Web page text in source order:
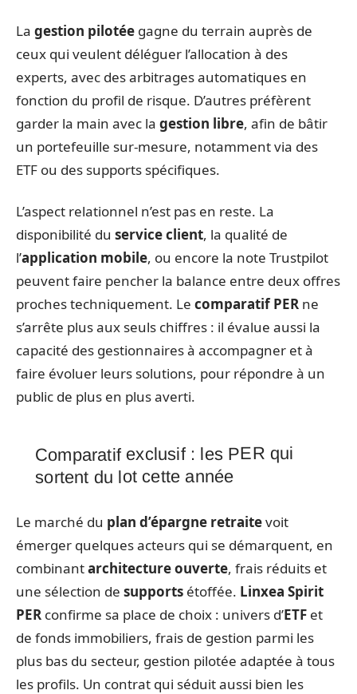
La gestion pilotée gagne du terrain auprès de
ceux qui veulent déléguer l’allocation à des
experts, avec des arbitrages automatiques en
fonction du profil de risque. D’autres préfèrent
garder la main avec la gestion libre, afin de bâtir
un portefeuille sur-mesure, notamment via des
ETF ou des supports spécifiques.
L’aspect relationnel n’est pas en reste. La
disponibilité du service client, la qualité de
l’application mobile, ou encore la note Trustpilot
peuvent faire pencher la balance entre deux offres
proches techniquement. Le comparatif PER ne
s’arrête plus aux seuls chiffres : il évalue aussi la
capacité des gestionnaires à accompagner et à
faire évoluer leurs solutions, pour répondre à un
public de plus en plus averti.
Comparatif exclusif : les PER qui
sortent du lot cette année
Le marché du plan d’épargne retraitevoit
émerger quelques acteurs qui se démarquent, en
combinantarchitecture ouverte, frais réduits et
une sélection de supports étoffée. Linxea Spirit
PER confirme sa place de choix : univers d’ETF et
de fonds immobiliers, frais de gestion parmi les
plus bas du secteur, gestion pilotée adaptée à tous
les profils. Un contrat qui séduit aussi bien les